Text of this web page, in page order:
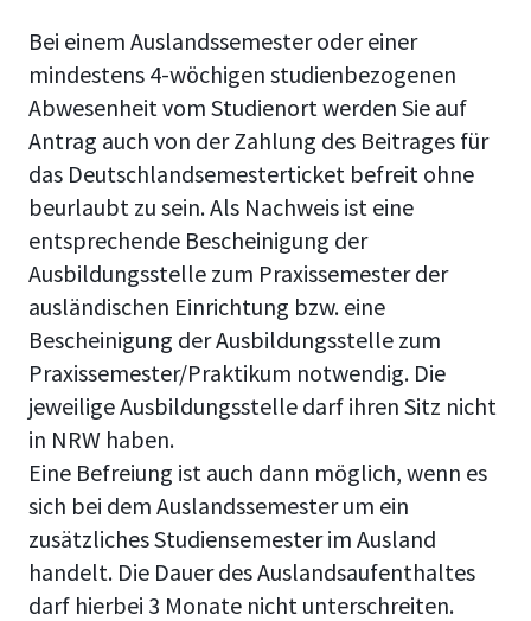
Bei einem Auslandssemester oder einer
mindestens 4-wöchigen studienbezogenen
Abwesenheit vom Studienort werden Sie auf
Antrag auch von der Zahlung des Beitrages für
das Deutschlandsemesterticket befreit ohne
beurlaubt zu sein. Als Nachweis ist eine
entsprechende Bescheinigung der
Ausbildungsstelle zum Praxissemester der
ausländischen Einrichtung bzw. eine
Bescheinigung der Ausbildungsstelle zum
Praxissemester/Praktikum notwendig. Die
jeweilige Ausbildungsstelle darf ihren Sitz nicht
in NRW haben.
Eine Befreiung ist auch dann möglich, wenn es
sich bei dem Auslandssemester um ein
zusätzliches Studiensemester im Ausland
handelt. Die Dauer des Auslandsaufenthaltes
darf hierbei 3 Monate nicht unterschreiten.